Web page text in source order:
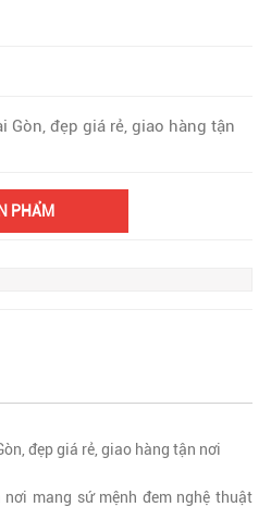
Gòn, đẹp giá rẻ, giao hàng tận
PHẨM
đẹp giá rẻ, giao hàng tận nơi
nơi mang sứ mệnh đem nghệ thuật